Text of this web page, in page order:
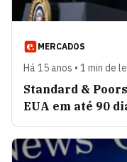
MERCADOS
Há 15 anos • 1 min de
Standard &
EUA em até 90